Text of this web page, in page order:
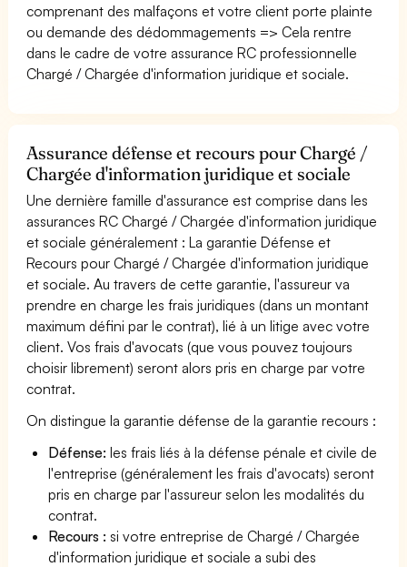
comprenant des malfaçons et votre client porte plainte
ou demande des dédommagements => Cela rentre
dans le cadre de votre assurance RC professionnelle
Chargé / Chargée d'information juridique et sociale.
Assurance défense et recours pour Chargé /
Chargée d'information juridique et sociale
Une dernière famille d'assurance est comprise dans les
assurances RC Chargé / Chargée d'information juridique
et sociale généralement : La garantie Défense et
Recours pour Chargé / Chargée d'information juridique
et sociale. Au travers de cette garantie, l'assureur va
prendre en charge les frais juridiques (dans un montant
maximum défini par le contrat), lié à un litige avec votre
client. Vos frais d'avocats (que vous pouvez toujours
choisir librement) seront alors pris en charge par votre
contrat.
On distingue la garantie défense de la garantie recours :
Défense: les frais liés à la défense pénale et civile de
l'entreprise (généralement les frais d'avocats) seront
pris en charge par l'assureur selon les modalités du
contrat.
Recours : si votre entreprise de Chargé / Chargée
d'information juridique et sociale a subi des